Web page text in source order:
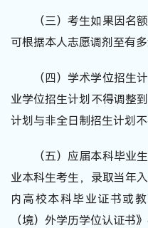
（三）考生如果因名
可根据本人志愿调剂至有
（四）学术学位招生
业学位招生计划不得调整
计划与非全日制招生计划不
（五）应届本科毕业
业本科生考生，录取当年
内高校本科毕业证书或
（境）外学历学位认证书